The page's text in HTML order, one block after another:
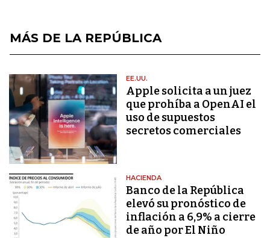
MÁS DE LA REPÚBLICA
EE.UU.
Apple solicita a un juez
que prohíba a OpenAI el
uso de supuestos
secretos comerciales
HACIENDA
Banco de la República
elevó su pronóstico de
inflación a 6,9% a cierre
de año por El Niño